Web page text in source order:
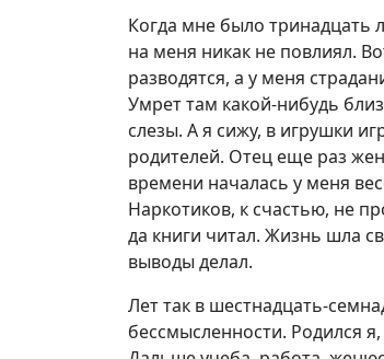
Когда мне было тринадцать
на меня никак не повлиял.
разводятся, а у меня
Умрет там какой-нибудь
слезы. А я сижу, в игрушки
родителей. Отец еще раз
времени началась у меня
Наркотиков, к счастью, не
да книги читал. Жизнь шла
выводы делал.
Лет так в шестнадцать-
бессмысленности. Родился